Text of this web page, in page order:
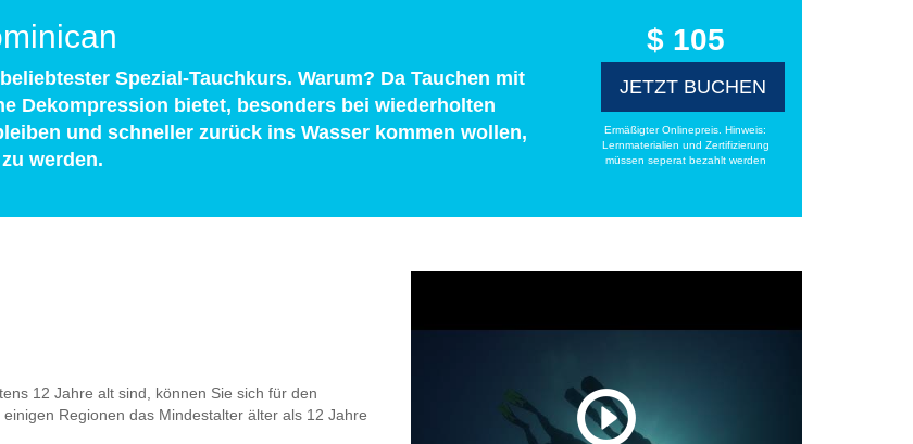
Spezial-Tauchkurs. Warum? Da Tauchen mit
Dekompression bietet, besonders bei wiederholten
und schneller zurück ins Wasser kommen wollen,
werden.
$ 105
JETZT BUCHEN
Ermäßigter Onlinepreis. Hinweis:
Lernmaterialien und Zertifizierung
müssen seperat bezahlt werden
12 Jahre alt sind, können Sie sich für den
Regionen das Mindestalter älter als 12 Jahre